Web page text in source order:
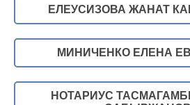
ЕЛЕУСИЗОВА ЖАНАТ
МИНИЧЕНКО ЕЛЕНА
НОТАРИУС